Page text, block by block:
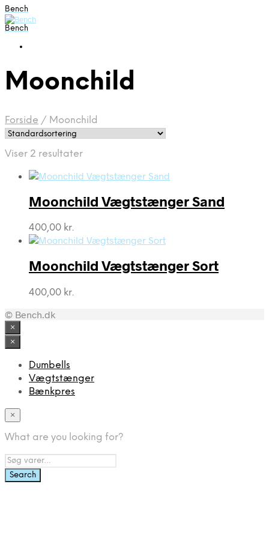
Bench
Bench
Moonchild
Forside / Moonchild
Viser 2 resultater
Moonchild Vægtstænger Sand
400,00 kr.
Moonchild Vægtstænger Sort
400,00 kr.
© Bench.dk
×
×
Dumbells
Vægtstænger
Bænkpres
×
What are you looking for?